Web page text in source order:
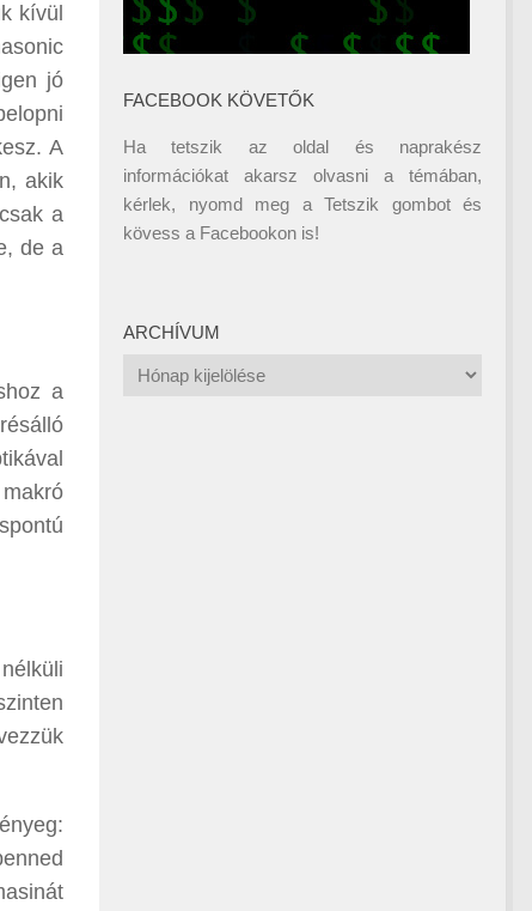
kívül
jó
A
akik
a
de a
a
FACEBOOK KÖVETŐK
Ha tetszik az oldal és naprakész
információkat akarsz olvasni a témában,
kérlek, nyomd meg a Tetszik gombot és
kövess a Facebookon is!
ARCHÍVUM
Archívum